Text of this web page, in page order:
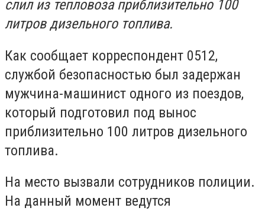
слил из тепловоза приблизительно 100
литров дизельного топлива.
Как сообщает корреспондент 0512,
службой безопасностью был задержан
мужчина-машинист одного из поездов,
который подготовил под вынос
приблизительно 100 литров дизельного
топлива.
На место вызвали сотрудников полиции.
На данный момент ведутся